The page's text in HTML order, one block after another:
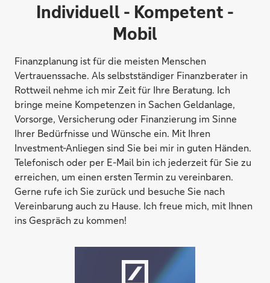
Individuell - Kompetent -
Mobil
Finanzplanung ist für die meisten Menschen
Vertrauenssache. Als selbstständiger Finanzberater in
Rottweil nehme ich mir Zeit für Ihre Beratung. Ich
bringe meine Kompetenzen in Sachen Geldanlage,
Vorsorge, Versicherung oder Finanzierung im Sinne
Ihrer Bedürfnisse und Wünsche ein. Mit Ihren
Investment-Anliegen sind Sie bei mir in guten Händen.
Telefonisch oder per E-Mail bin ich jederzeit für Sie zu
erreichen, um einen ersten Termin zu vereinbaren.
Gerne rufe ich Sie zurück und besuche Sie nach
Vereinbarung auch zu Hause. Ich freue mich, mit Ihnen
ins Gespräch zu kommen!